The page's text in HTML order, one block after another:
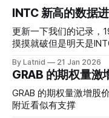
INTC 新高的数据
更新一下我们的记录，19+的
摸摸就破但是明天是
是突破前的支撑CC感觉
真正得到普遍大众的关
By Latnid 21 Jan 2026
GRAB 的期权量激
GRAB 的期权量激增股价下跌 数据和价格行为分
附近看似有支撑